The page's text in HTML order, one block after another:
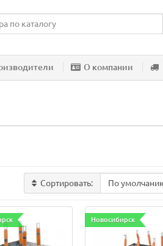
О компании
Сортировать:
Новосибирск